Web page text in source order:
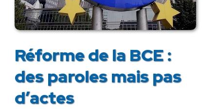
Réforme de la BCE :
des paroles mais pas
d’actes